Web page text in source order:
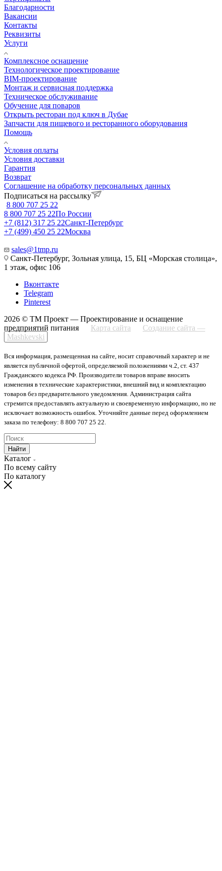
Благодарности
Вакансии
Контакты
Реквизиты
Услуги
Комплексное оснащение
Технологическое проектирование
BIM-проектирование
Монтаж и сервисная поддержка
Техническое обслуживание
Обучение для поваров
Открыть ресторан под ключ в Дубае
Запчасти для пищевого и ресторанного оборудования
Помощь
Условия оплаты
Условия доставки
Гарантия
Возврат
Соглашение на обработку персональных данных
Подписаться на рассылку
8 800 707 25 22
8 800 707 25 22По России
+7 (812) 317 25 22Санкт-Петербург
+7 (499) 450 25 22Москва
sales@1tmp.ru
Санкт-Петербург, Зольная улица, 15, БЦ «Морская столица»,
1 этаж, офис 106
Вконтакте
Telegram
Pinterest
2026 © ТМ Проект — Проектирование и оснащение
предприятий питания
Карта сайта
Создание сайта —
Mashkevski
Вся информация, размещенная на сайте, носит справочный характер и не
является публичной офертой, определяемой положениями ч.2, ст. 437
Гражданского кодекса РФ. Производители товаров вправе вносить
изменения в технические характеристики, внешний вид и комплектацию
товаров без предварительного уведомления. Администрация сайта
стремится предоставлять актуальную и своевременную информацию, но не
исключает возможность ошибок. Уточняйте данные перед оформлением
заказа по телефону: 8 800 707 25 22.
Найти
Каталог
По всему сайту
По каталогу